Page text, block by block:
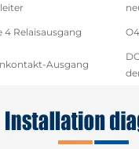
4 Relaisausgang
Ausgang